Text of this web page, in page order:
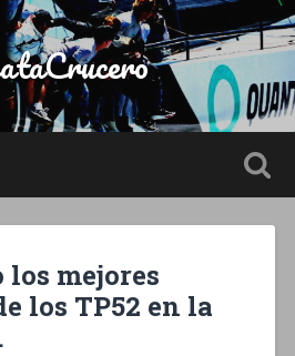
los mejores
los TP52 en la